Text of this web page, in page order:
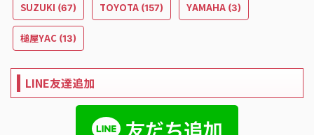
SUZUKI (67) TOYOTA (157) YAMAHA (3)
槌屋YAC (13)
LINE友達追加